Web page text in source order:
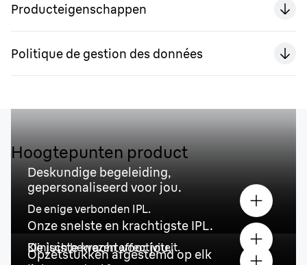
Producteigenschappen
Politique de gestion des données
Hoogtepunten product
Deskundige begeleiding,
gepersonaliseerd voor jou.
De enige verbonden IPL.
Onze snelste en krachtigste IPL.
Klinisch bewezen effectiviteit.
De juiste kracht voor jou.
Opzetstukken afgestemd op elk